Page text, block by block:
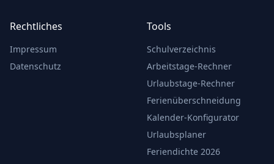
Rechtliches
Impressum
Datenschutz
Tools
Schulverzeichnis
Arbeitstage-Rechner
Urlaubstage-Rechner
Ferienüberschneidung
Kalender-Konfigurator
Urlaubsplaner
Feriendichte 2026